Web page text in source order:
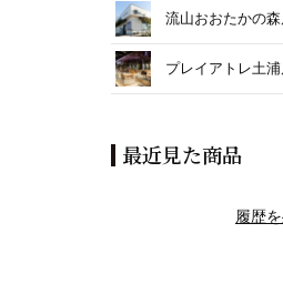
流山おおたかの
プレイアトレ土
最近見た商品
履歴